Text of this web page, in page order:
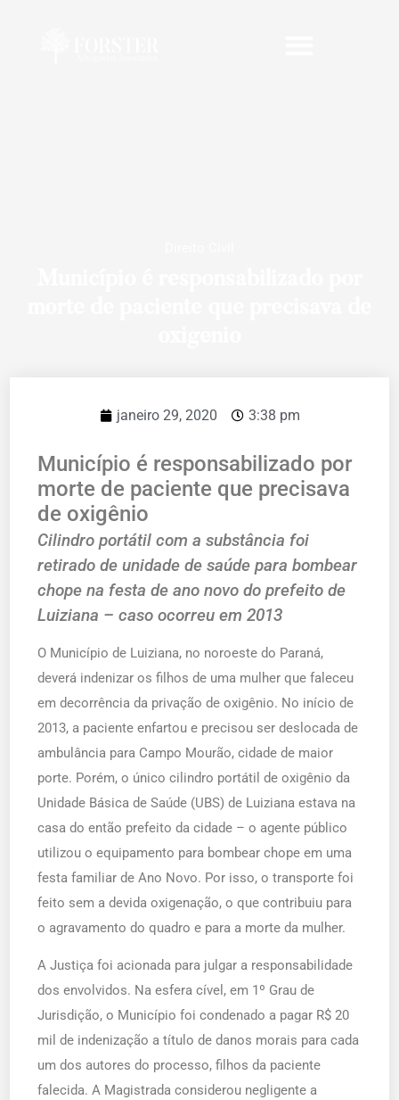
janeiro 29, 2020 3:38 pm
Município é responsabilizado por
morte de paciente que precisava
de oxigênio
Cilindro portátil com a substância foi
retirado de unidade de saúde para bombear
chope na festa de ano novo do prefeito de
Luiziana – caso ocorreu em 2013
O Município de Luiziana, no noroeste do Paraná,
deverá indenizar os filhos de uma mulher que faleceu
em decorrência da privação de oxigênio. No início de
2013, a paciente enfartou e precisou ser deslocada de
ambulância para Campo Mourão, cidade de maior
porte. Porém, o único cilindro portátil de oxigênio da
Unidade Básica de Saúde (UBS) de Luiziana estava na
casa do então prefeito da cidade – o agente público
utilizou o equipamento para bombear chope em uma
festa familiar de Ano Novo. Por isso, o transporte foi
feito sem a devida oxigenação, o que contribuiu para
o agravamento do quadro e para a morte da mulher.
A Justiça foi acionada para julgar a responsabilidade
dos envolvidos. Na esfera cível, em 1º Grau de
Jurisdição, o Município foi condenado a pagar R$ 20
mil de indenização a título de danos morais para cada
um dos autores do processo, filhos da paciente
falecida. A Magistrada considerou negligente a